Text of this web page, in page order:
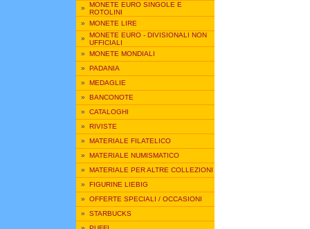
» MONETE EURO SINGOLE E
ROTOLINI
» MONETE LIRE
» MONETE EURO - DIVISIONALI NON
UFFICIALI
» MONETE MONDIALI
» PADANIA
» MEDAGLIE
» BANCONOTE
» CATALOGHI
» RIVISTE
» MATERIALE FILATELICO
» MATERIALE NUMISMATICO
» MATERIALE PER ALTRE COLLEZIONI
» FIGURINE LIEBIG
» OFFERTE SPECIALI / OCCASIONI
» STARBUCKS